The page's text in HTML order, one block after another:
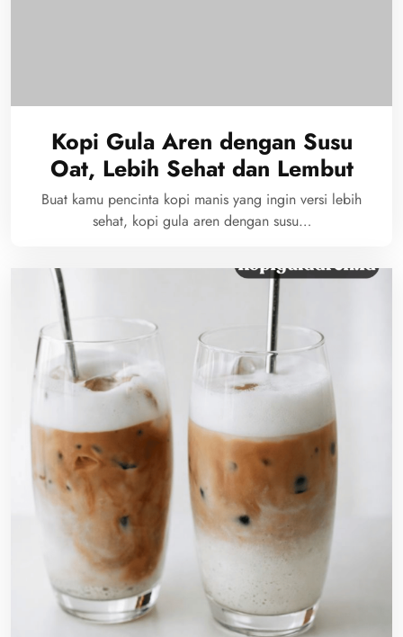
Kopi Gula Aren dengan Susu
Oat, Lebih Sehat dan Lembut
Buat kamu pencinta kopi manis yang ingin versi lebih
sehat, kopi gula aren dengan susu…